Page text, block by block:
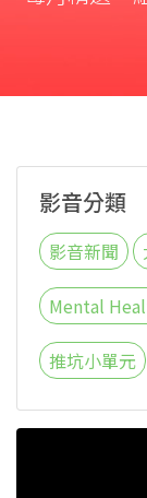
影音分類
影音新聞
Mental
推坑小單元